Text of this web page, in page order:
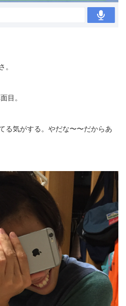
。
目。
る気がする。やだな〜〜だからあ